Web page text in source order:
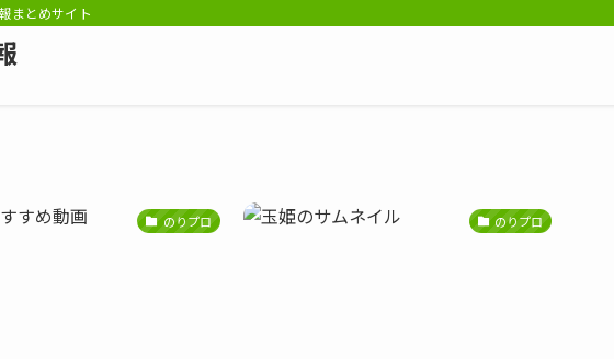
まとめサイト
のりプロ のりプロ